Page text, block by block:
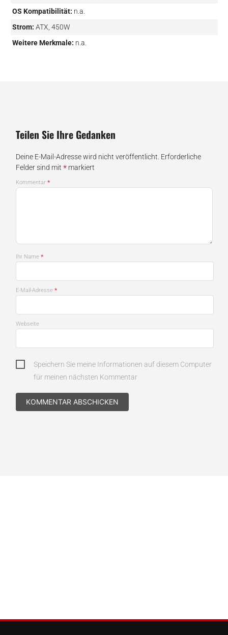
OS Kompatibilität: n.a.
Strom: ATX, 450W
Weitere Merkmale: n.a.
Teilen Sie Ihre Gedanken
Deine E-Mail-Adresse wird nicht veröffentlicht. Erforderliche
Felder sind mit *markiert
Kommentar *
Ihr Name *
E-Mail-Adresse *
Webseite
Speichern Sie meine Informationen auf diesem Computer
für meinen nächsten Kommentar